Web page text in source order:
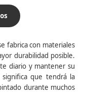
fabrica con materiales
durabilidad posible.
diario y mantener su
que tendrá la
durante muchos